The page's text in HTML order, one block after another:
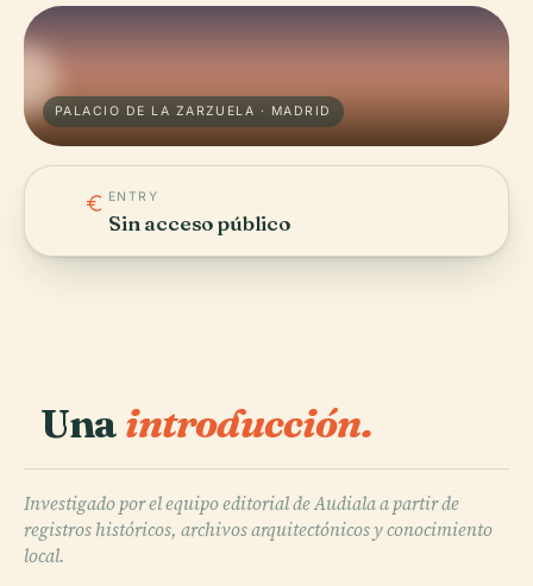
PALACIO DE LA ZARZUELA · MADRID
ENTRY
Sin acceso público
Unaintroducción.
Investigado por el equipo editorial de Audiala a partir de
registros históricos, archivos arquitectónicos y conocimiento
local.